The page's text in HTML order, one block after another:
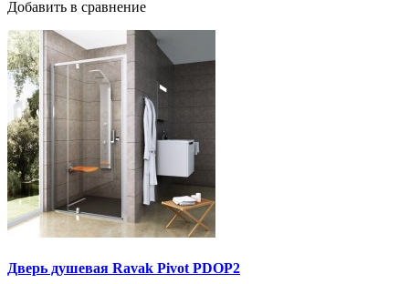
Добавить в сравнение
Дверь душевая Ravak Pivot PDOP2